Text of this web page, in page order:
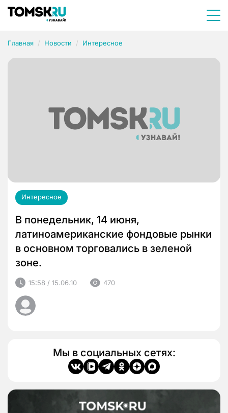
Главная Новости Интересное
Интересное
В понедельник, 14 июня,
латиноамериканские фондовые рынки
в основном торговались в зеленой
зоне.
15:58 / 15.06.10 470
Мы в социальных сетях: